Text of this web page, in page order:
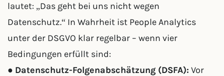
lautet: „Das geht bei uns nicht wegen
Datenschutz.“ In Wahrheit ist People Analytics
unter der DSGVO klar regelbar – wenn vier
Bedingungen erfüllt sind:
● Datenschutz-Folgenabschätzung (DSFA): Vor